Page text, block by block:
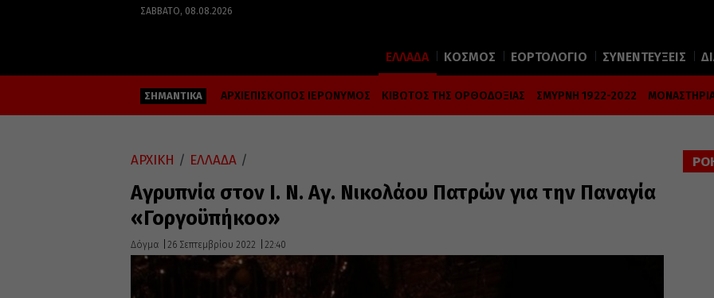
ΣΆΒΒΑΤΟ, 08.08.2026
ΕΛΛΑΔΑ ΚΟΣΜΟΣ ΕΟΡΤΟΛΟΓΙΟ ΣΥΝΕΝΤΕΥΞΕΙΣ
ΣΗΜΑΝΤΙΚΑ ΑΡΧΙΕΠΙΣΚΟΠΟΣ ΙΕΡΩΝΥΜΟΣ ΚΙΒΩΤΟΣ ΤΗΣ ΟΡΘΟΔΟΞΙΑΣ ΣΜΥΡΝΗ 1922-2022
ΑΡΧΙΚΗ / ΕΛΛΑΔΑ /
Αγρυπνία στον Ι. Ν. Αγ. Νικολάου Πατρών για την Παναγία
«Γοργοϋπήκοο»
Δόγμα 26 Σεπτεμβρίου 2022 22:40